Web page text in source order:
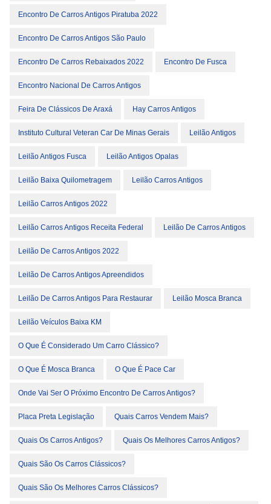
Encontro De Carros Antigos Piratuba 2022
Encontro De Carros Antigos São Paulo
Encontro De Carros Rebaixados 2022 Encontro De Fusca
Encontro Nacional De Carros Antigos
Feira De Clássicos De Araxá Hay Carros Antigos
Instituto Cultural Veteran Car De Minas Gerais Leilão Antigos
Leilão Antigos Fusca Leilão Antigos Opalas
Leilão Baixa Quilometragem Leilão Carros Antigos
Leilão Carros Antigos 2022
Leilão Carros Antigos Receita Federal Leilão De Carros Antigos
Leilão De Carros Antigos 2022
Leilão De Carros Antigos Apreendidos
Leilão De Carros Antigos Para Restaurar Leilão Mosca Branca
Leilão Veículos Baixa KM
O Que É Considerado Um Carro Clássico?
O Que É Mosca Branca O Que É Pace Car
Onde Vai Ser O Próximo Encontro De Carros Antigos?
Placa Preta Legislação Quais Carros Vendem Mais?
Quais Os Carros Antigos? Quais Os Melhores Carros Antigos?
Quais São Os Carros Clássicos?
Quais São Os Melhores Carros Clássicos?